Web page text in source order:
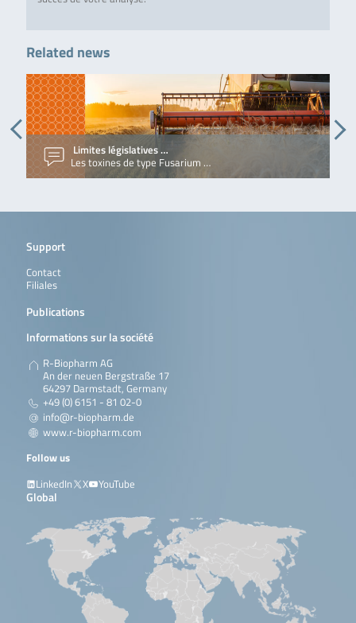
Related news
Limites législatives …
Les toxines de type Fusarium …
Support
Contact
Filiales
Publications
Informations sur la société
R-Biopharm AG
An der neuen Bergstraße 17
64297 Darmstadt, Germany
+49 (0) 6151 - 81 02-0
info@r-biopharm.de
www.r-biopharm.com
Follow us
LinkedIn
X YouTube
Global